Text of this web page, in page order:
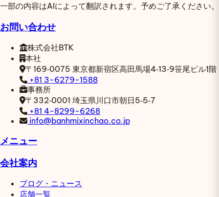
一部の内容はAIによって翻訳されます。予めご了承ください。
お問い合わせ
株式会社BTK
本社
〒169‑0075 東京都新宿区高田馬場4‑13‑9笹尾ビル1階
+81 3-6279-1588
事務所
〒332‑0001 埼玉県川口市朝日5‑5‑7
+81 4-8299-6268
info@banhmixinchao.co.jp
メニュー
会社案内
ブログ・ニュース
店舗一覧